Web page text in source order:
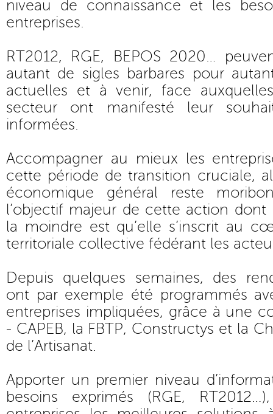
niveau de connaissance et les
entreprises.
RT2012, RGE, BEPOS 2020…
autant de sigles barbares pour
actuelles et à venir, face
secteur ont manifesté leur
informées.
Accompagner au mieux les
cette période de transition cruciale,
économique général reste
l’objectif majeur de cette action
la moindre est qu’elle s’inscrit au
territoriale collective fédérant les
Depuis quelques semaines, des
ont par exemple été programmés
entreprises impliquées, grâce à une
- CAPEB, la FBTP, Constructys et la
de l’Artisanat.
Apporter un premier niveau
besoins exprimés (RGE,